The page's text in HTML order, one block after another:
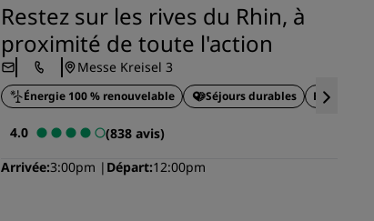
La magie opère dès les premiers
instants
Deals of the Day
Réservez à l’avance
Voir nos forfaits
Idées de voyage
Restez sur les rives du Rhin, à
proximité de toute l'action
Messe Kreisel 3
Énergie 100 % renouvelable Séjours durables
4.0
(838 avis)
Arrivée 3:00pm Départ 12:00pm